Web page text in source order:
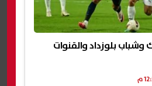
وشباب بلوزداد والقنوات